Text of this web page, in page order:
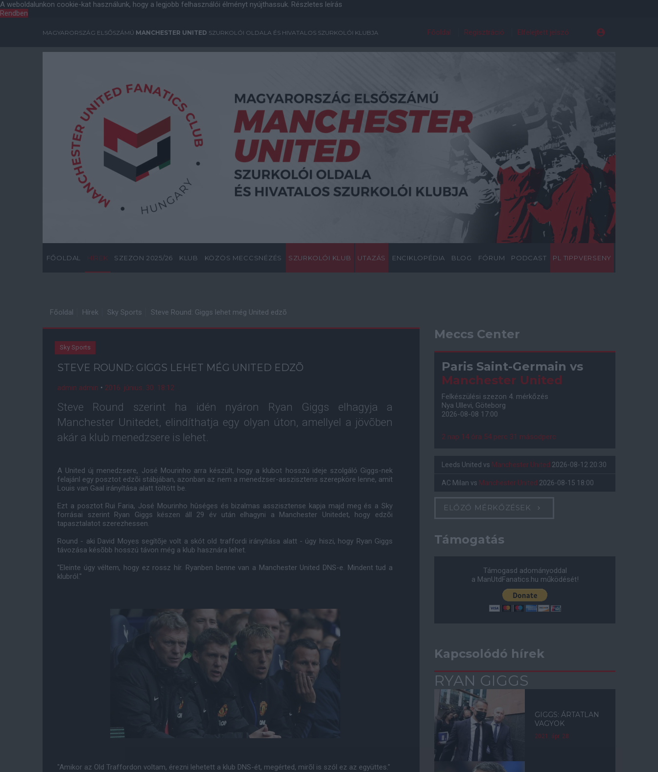
A weboldalunkon cookie-kat használunk, hogy a legjobb felhasználói élményt nyújthassuk. Részletes leírás
Rendben
MAGYARORSZÁG ELSŐSZÁMÚ MANCHESTER UNITED SZURKOLÓI OLDALA ÉS HIVATALOS SZURKOLÓI KLUBJA Főoldal Regisztráció Elfelejtett jelszó
FŐOLDAL HÍREK SZEZON 2025/26 KLUB KÖZÖS MECCSNÉZÉS SZURKOLÓI KLUB UTAZÁS ENCIKLOPÉDIA BLOG FÓRUM PODCAST PL TIPPVERSENY
Főoldal Hírek Sky Sports Steve Round: Giggs lehet még United edzõ
Sky Sports
STEVE ROUND: GIGGS LEHET MÉG UNITED EDZÕ
admin admin • 2016. június. 30. 18:12
Steve Round szerint ha idén nyáron Ryan Giggs elhagyja a
Manchester Unitedet, elindíthatja egy olyan úton, amellyel a jövõben
akár a klub menedzsere is lehet.
A United új menedzsere, José Mourinho arra készült, hogy a klubot hosszú ideje szolgáló Giggs-nek
felajánl egy posztot edzõi stábjában, azonban az nem a menedzser-asszisztens szerepköre lenne, amit
Louis van Gaal irányítása alatt töltött be.
Ezt a posztot Rui Faria, José Mourinho hûséges és bizalmas asszisztense kapja majd meg és a Sky
forrásai szerint Ryan Giggs készen áll 29 év után elhagyni a Manchester Unitedet, hogy edzõi
tapasztalatot szerezhessen.
Round - aki David Moyes segítõje volt a skót old traffordi irányítása alatt - úgy hiszi, hogy Ryan Giggs
távozása késõbb hosszú távon még a klub hasznára lehet.
"Eleinte úgy véltem, hogy ez rossz hír. Ryanben benne van a Manchester United DNS-e. Mindent tud a
klubról."
"Amikor az Old Traffordon voltam, érezni lehetett a klub DNS-ét, megérted, mirõl is szól ez az együttes."
Meccs Center
Paris Saint-Germain vs
Manchester United
Felkészülési szezon 4. mérkőzés
Nya Ullevi, Göteborg
2026-08-08 17:00
2 nap 14 óra 54 perc 30 másodperc
Leeds United vs Manchester United 2026-08-12 20:30
AC Milan vs Manchester United 2026-08-15 18:00
ELŐZŐ MÉRKŐZÉSEK
Támogatás
Támogasd adományoddal
a ManUtdFanatics.hu működését!
Kapcsolódó hírek
RYAN GIGGS
GIGGS: ÁRTATLAN
VAGYOK
2021. ápr. 28.